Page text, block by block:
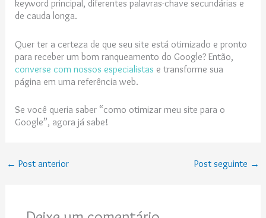
keyword principal, diferentes palavras-chave secundárias e
de cauda longa.
Quer ter a certeza de que seu site está otimizado e pronto
para receber um bom ranqueamento do Google? Então,
converse com nossos especialistas e transforme sua
página em uma referência web.
Se você queria saber “como otimizar meu site para o
Google”, agora já sabe!
← Post anterior Post seguinte →